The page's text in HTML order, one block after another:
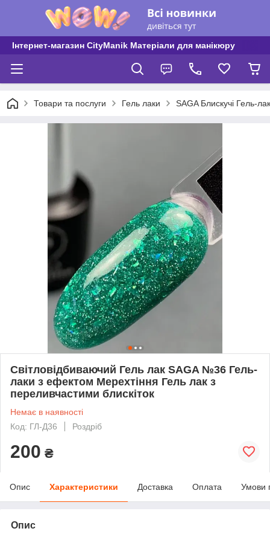
Інтернет-магазин CityManik Матеріали для манікюру
Товари та послуги Гель лаки SAGA Блискучі Гель-
Світловідбиваючий Гель лак SAGA №36 Гель-
лаки з ефектом Мерехтіння Гель лак з
переливчастими блискіток
Немає в наявності
Код: ГЛ-Д36
Роздріб
200 ₴
Опис Характеристики Доставка Оплата Умови
Опис